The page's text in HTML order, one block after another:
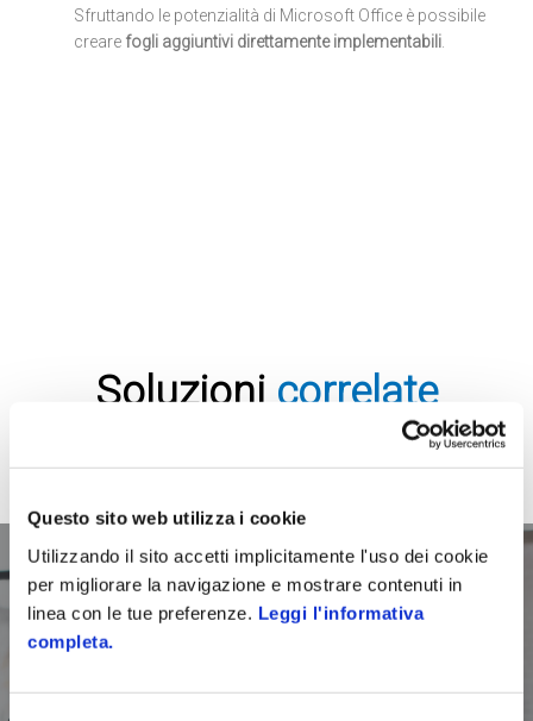
Questo sito web utilizza i cookie
Utilizzando il sito accetti implicitamente l'uso dei cookie
per migliorare la navigazione e mostrare contenuti in
linea con le tue preferenze. Leggi l'informativa
completa.
Sfruttando le potenzialità di Microsoft Office è possibile
creare fogli aggiuntivi direttamente implementabili
Soluzioni correlate